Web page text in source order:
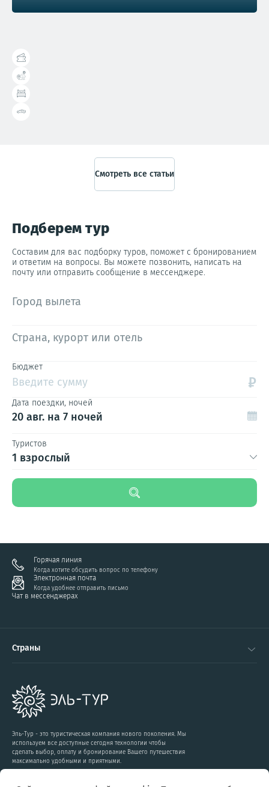
Справочник туриста
Смотреть все статьи
Подберем тур
Составим для вас подборку туров, поможет с бронированием
и ответим на вопросы. Вы можете позвонить, написать на
почту или отправить сообщение в мессенджере.
Город вылета
Страна, курорт или отель
Бюджет
Введите сумму ₽
Дата поездки, ночей
20 авг. на 7 ночей
Туристов
1 взрослый
Горячая линия
Когда хотите обсудить вопрос по телефону
Электронная почта
Когда удобнее отправить письмо
Чат в мессенджерах
Эль-Тур - это туристическая компания нового поколения. Мы
используем все доступные сегодня технологии чтобы
сделать выбор, оплату и бронирование Вашего путешествия
максимально удобными и приятными.
Страны